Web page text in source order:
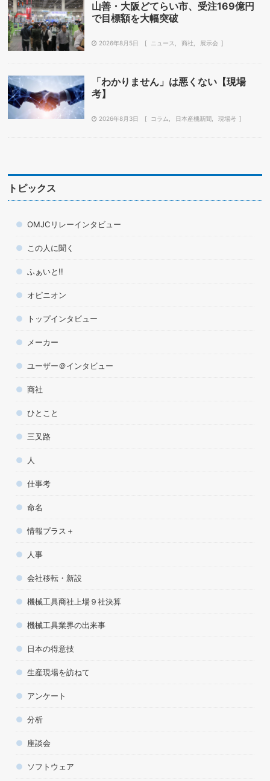
山善・大阪どてらい市、受注169億円
で目標額を大幅突破
2026年8月5日 ニュース 商社 展示会
「わかりません」は悪くない【現場
考】
2026年8月3日 コラム 日本産機新聞 現場考
トピックス
OMJCリレーインタビュー
この人に聞く
ふぁいと!!
オピニオン
トップインタビュー
メーカー
ユーザー＠インタビュー
商社
ひとこと
三叉路
人
仕事考
命名
情報プラス＋
人事
会社移転・新設
機械工具商社上場９社決算
機械工具業界の出来事
日本の得意技
生産現場を訪ねて
アンケート
分析
座談会
ソフトウェア